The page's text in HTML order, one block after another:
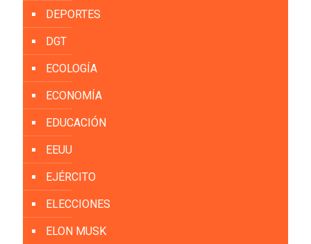
DEPORTES
DGT
ECOLOGÍA
ECONOMÍA
EDUCACIÓN
EEUU
EJÉRCITO
ELECCIONES
ELON MUSK